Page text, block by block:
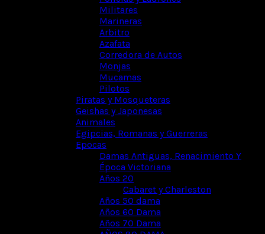
Militares
Marineras
Arbitro
Azafata
Corredora de Autos
Monjas
Mucamas
Pilotos
Piratas y Mosqueteras
Geishas y Japonesas
Animales
Egipcias, Romanas y Guerreras
Epocas
Damas Antiguas, Renacimiento Y
Época Victoriana
Años 20
Cabaret y Charleston
Años 50 dama
Años 60 Dama
Años 70 Dama